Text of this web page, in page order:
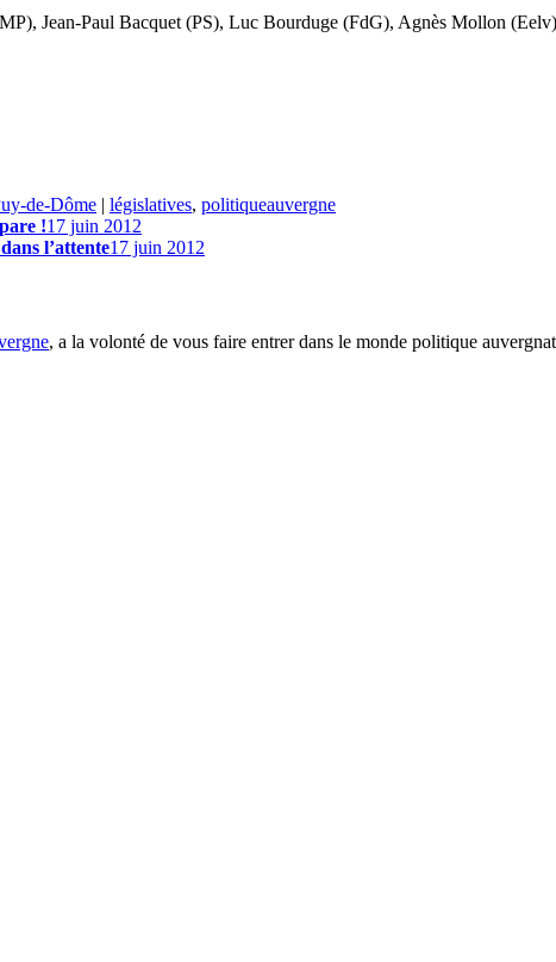
Jean-Paul Bacquet (PS), Luc Bourduge (FdG), Agnès Mollon (Eelv)
de-Dôme | législatives, politiqueauvergne
!17 juin 2012
l’attente17 juin 2012
, a la volonté de vous faire entrer dans le monde politique